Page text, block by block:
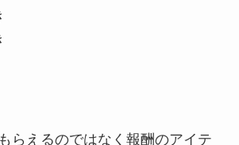
らえるのではなく報酬のアイテ